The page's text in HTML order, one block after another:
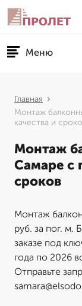
Меню
Главная
Монтаж
качества и
Монтаж
Самаре с
сроков
Монтаж
руб. за пог. м.
заказе под
года по 2026
Отправьте